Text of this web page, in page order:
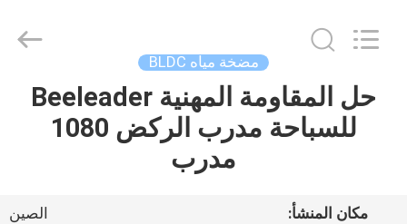
منزل
أشرطة
Technology
مضخة مياه BLDC
حل المقاومة المهنية Beeleader
للسباحة مدرب الركض 1080
مدرب
مكان المنشأ:
الصين